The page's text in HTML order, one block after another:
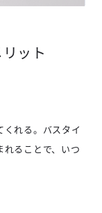
ット
れる。バスタイ
ることで、いつ